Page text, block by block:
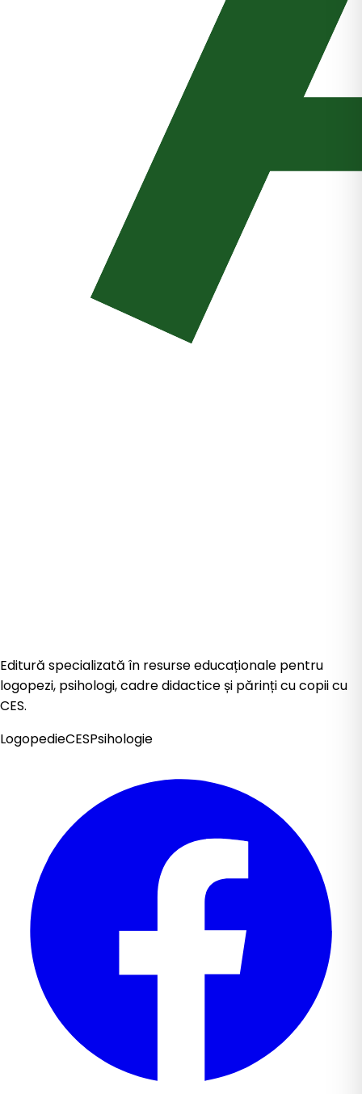
Editură specializată în resurse educaționale pentru
logopezi, psihologi, cadre didactice și părinți cu copii cu
CES.
LogopedieCESPsihologie